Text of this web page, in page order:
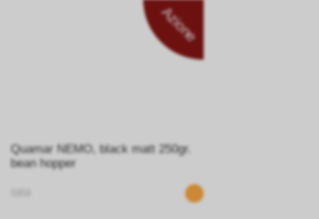
Azione
Quamar NEMO, black matt 250gr.
bean hopper